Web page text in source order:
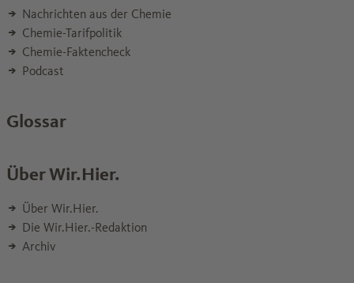
Nachrichten aus der Chemie
Chemie-Tarifpolitik
Chemie-Faktencheck
Podcast
Glossar
Über Wir.Hier.
Über Wir.Hier.
Die Wir.Hier.-Redaktion
Archiv